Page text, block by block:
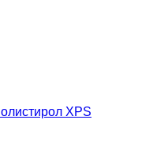
XPS